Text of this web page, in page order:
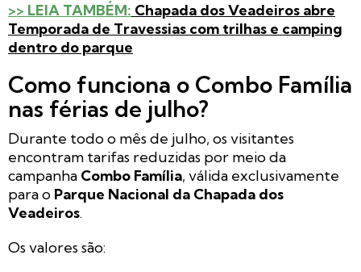
>> LEIA TAMBÉM: Chapada dos Veadeiros abre
Temporada de Travessias com trilhas e camping
dentro do parque
Como funciona o Combo Família
nas férias de julho?
Durante todo o mês de julho, os visitantes
encontram tarifas reduzidas por meio da
campanha Combo Família, válida exclusivamente
para o Parque Nacional da Chapada dos
Veadeiros.
Os valores são: